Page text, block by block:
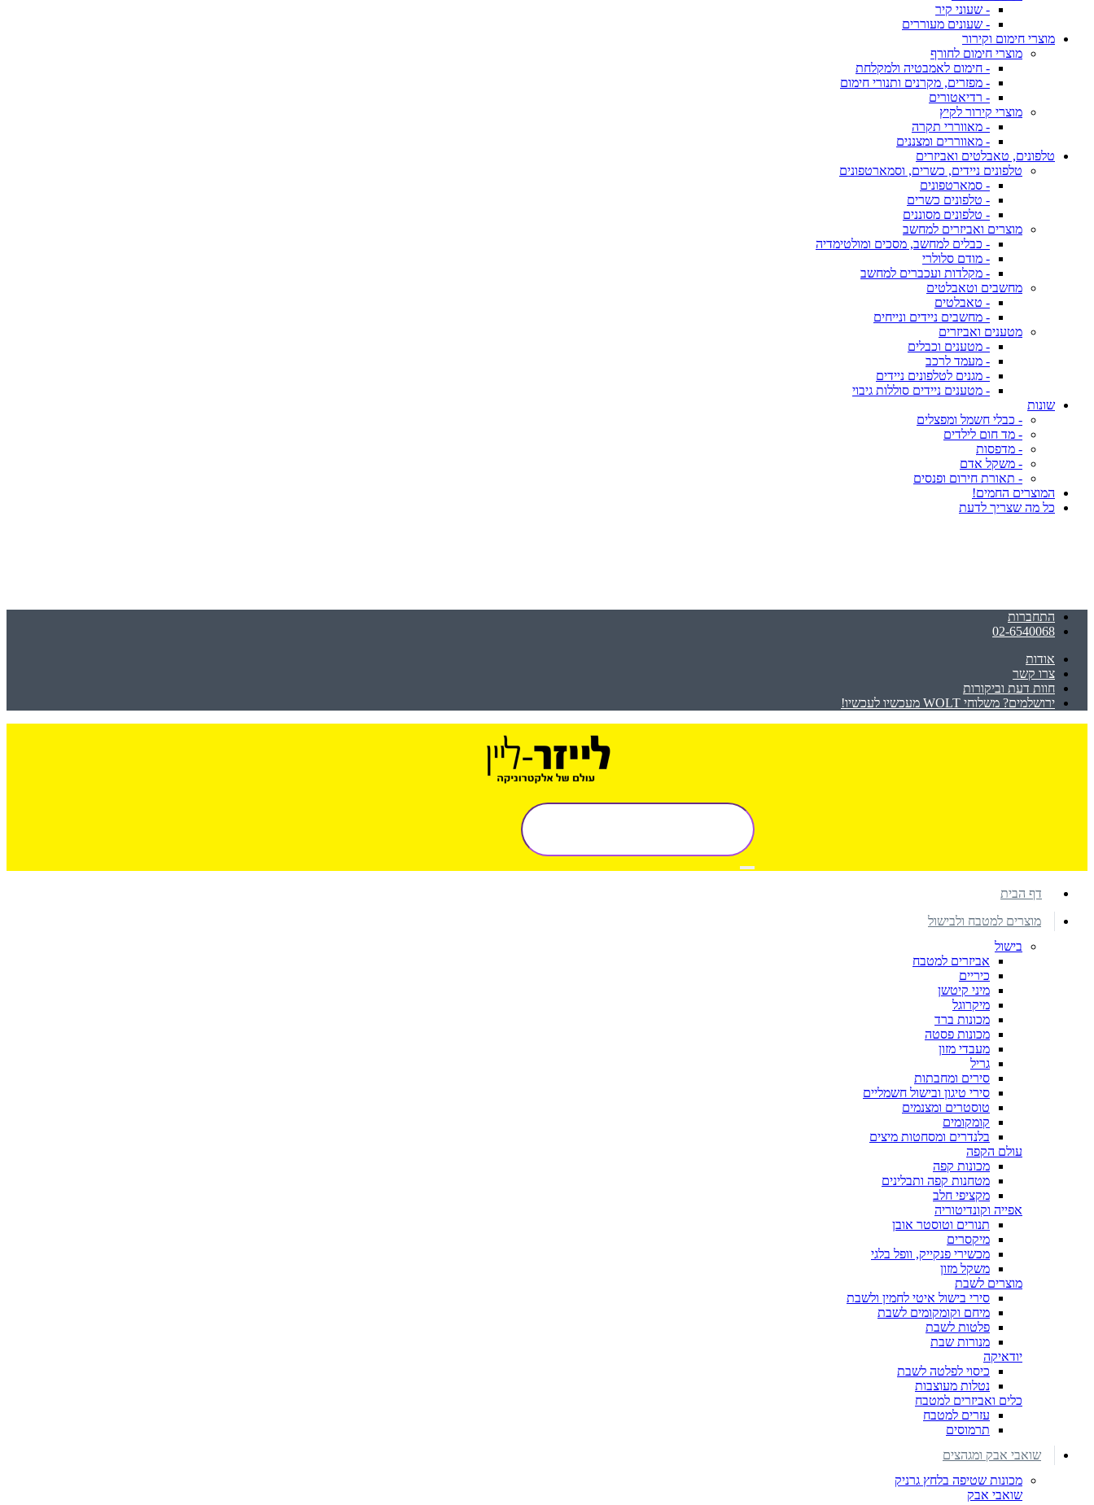
- שעוני קיר
- שעונים מעוררים
מוצרי חימום וקירור
מוצרי חימום לחורף
- חימום לאמבטיה ולמקלחת
- מפזרים, מקרנים ותנורי חימום
- רדיאטורים
מוצרי קירור לקיץ
- מאווררי תקרה
- מאווררים ומצננים
טלפונים, טאבלטים ואביזרים
טלפונים ניידים, כשרים, וסמארטפונים
- סמארטפונים
- טלפונים כשרים
- טלפונים מסוננים
מוצרים ואביזרים למחשב
- כבלים למחשב, מסכים ומולטימדיה
- מודם סלולרי
- מקלדות ועכברים למחשב
מחשבים וטאבלטים
- טאבלטים
- מחשבים ניידים ונייחים
מטענים ואביזרים
- מטענים וכבלים
- מעמד לרכב
- מגנים לטלפונים ניידים
- מטענים ניידים סוללות גיבוי
שונות
- כבלי חשמל ומפצלים
- מד חום לילדים
- מדפסות
- משקל אדם
- תאורת חירום ופנסים
המוצרים החמים!
כל מה שצריך לדעת
התחברות
02-6540068
אודות
צרו קשר
חוות דעת וביקורות
ירושלמים? משלוחי WOLT מעכשיו לעכשיו!
דף הבית
מוצרים למטבח ולבישול
בישול
אביזרים למטבח
כיריים
מיני קיטשן
מיקרוגל
מכונות ברד
מכונות פסטה
מעבדי מזון
גריל
סירים ומחבתות
סירי טיגון ובישול חשמליים
טוסטרים ומצנמים
קומקומים
בלנדרים ומסחטות מיצים
עולם הקפה
מכונות קפה
מטחנות קפה ותבלינים
מקציפי חלב
אפייה וקונדיטוריה
תנורים וטוסטר אובן
מיקסרים
מכשירי פנקייק, וופל בלגי
משקל מזון
מוצרים לשבת
סירי בישול איטי לחמין ולשבת
מיחם וקומקומים לשבת
פלטות לשבת
מנורות שבת
יודאיקה
כיסוי לפלטה לשבת
נטלות מעוצבות
כלים ואביזרים למטבח
עזרים למטבח
תרמוסים
שואבי אבק ומגהצים
מכונות שטיפה בלחץ גרניק
שואבי אבק